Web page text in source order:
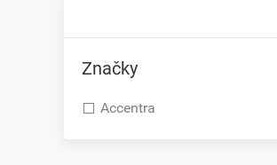
Značky
Accentra